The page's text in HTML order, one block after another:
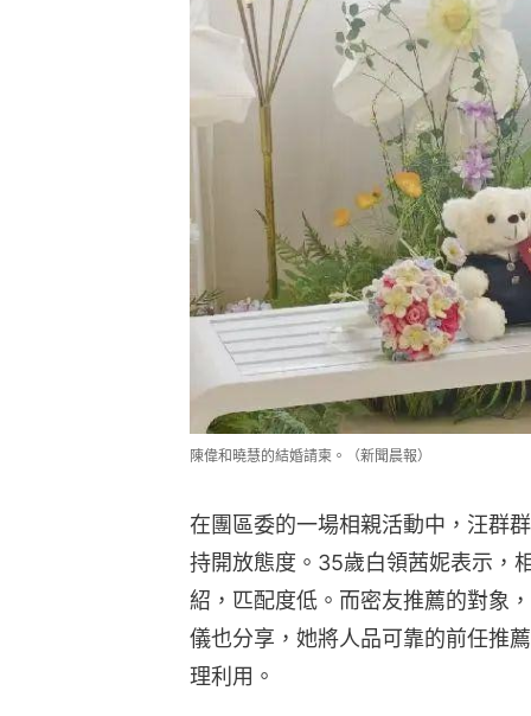
陳偉和曉慧的結婚請柬。（新聞晨報）
在團區委的一場相親活動中，汪群
持開放態度。35歲白領茜妮表示，
紹，匹配度低。而密友推薦的對象
儀也分享，她將人品可靠的前任推
理利用。